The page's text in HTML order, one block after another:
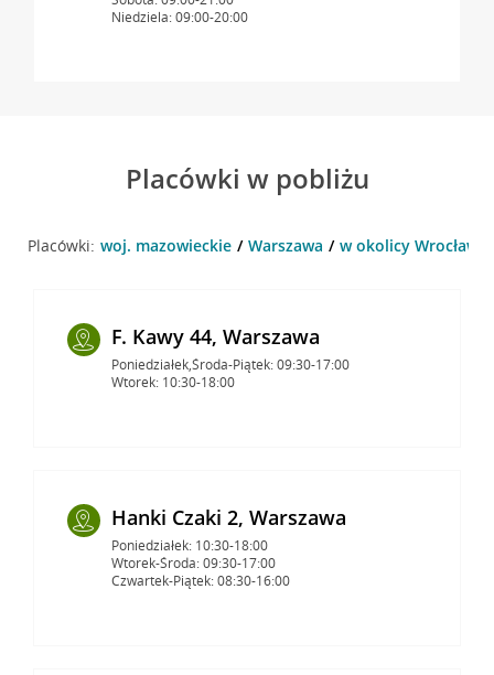
Niedziela: 09:00-20:00
Placówki w pobliżu
Placówki: woj. mazowieckie Warszawa w okolicy
F. Kawy 44, Warszawa
Poniedziałek,Środa-Piątek: 09:30-17:00
Wtorek: 10:30-18:00
Hanki Czaki 2, Warszawa
Poniedziałek: 10:30-18:00
Wtorek-Środa: 09:30-17:00
Czwartek-Piątek: 08:30-16:00